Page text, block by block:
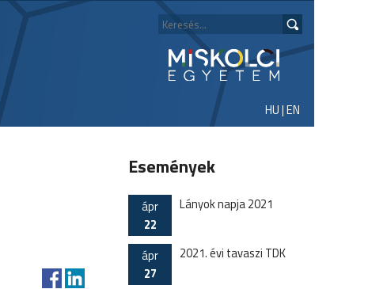
HU|EN
Események
ápr
22
Lányok napja 2021
ápr
27
2021. évi tavaszi TDK